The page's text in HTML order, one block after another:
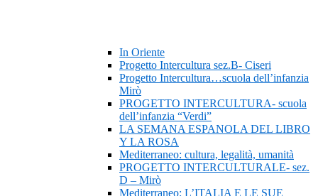
In Oriente
Progetto Intercultura sez.B- Ciseri
Progetto Intercultura…scuola dell’infanzia
Mirò
PROGETTO INTERCULTURA- scuola
dell’infanzia “Verdi”
LA SEMANA ESPANOLA DEL LIBRO
Y LA ROSA
Mediterraneo: cultura, legalità, umanità
PROGETTO INTERCULTURALE- sez.
D – Mirò
Mediterraneo: L’ITALIA E LE SUE